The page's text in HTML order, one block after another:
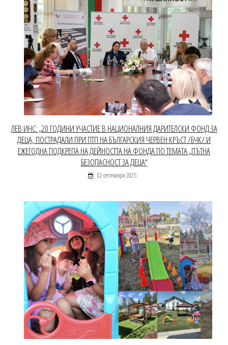
ЛЕВ ИНС: „20 ГОДИНИ УЧАСТИЕ В НАЦИОНАЛНИЯ ДАРИТЕЛСКИ ФОНД ЗА
ДЕЦА, ПОСТРАДАЛИ ПРИ ПТП НА БЪЛГАРСКИЯ ЧЕРВЕН КРЪСТ /БЧК/ И
ЕЖЕГОДНА ПОДКРЕПА НА ДЕЙНОСТТА НА ФОНДА ПО ТЕМАТА „ПЪТНА
БЕЗОПАСНОСТ ЗА ДЕЦА“
02 септември 2025